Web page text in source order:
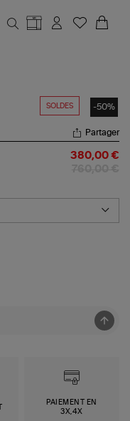
SOLDES -50%
Partager
380,00 €
PAIEMENT EN
3X,4X